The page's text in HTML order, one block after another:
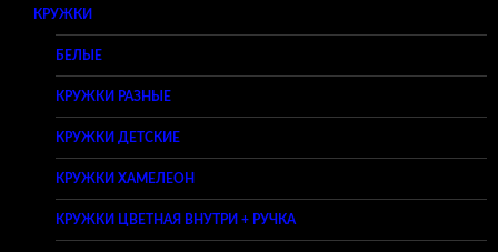
КРУЖКИ
БЕЛЫЕ
КРУЖКИ РАЗНЫЕ
КРУЖКИ ДЕТСКИЕ
КРУЖКИ ХАМЕЛЕОН
КРУЖКИ ЦВЕТНАЯ ВНУТРИ + РУЧКА